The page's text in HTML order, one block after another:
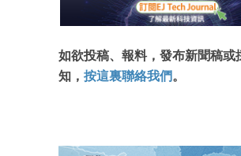
如欲投稿、報料，發布新聞稿或
知， 按這裏聯絡我們。